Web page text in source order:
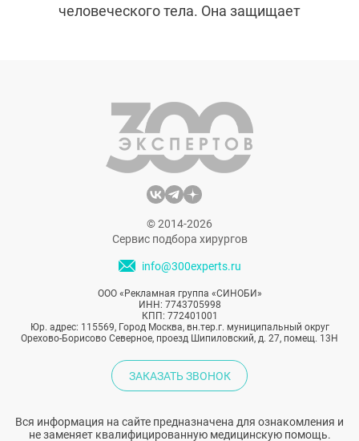
человеческого тела. Она защищает
© 2014-2026
Сервис подбора хирургов
info@300experts.ru
ООО «Рекламная группа «СИНОБИ»
ИНН: 7743705998
КПП: 772401001
Юр. адрес: 115569, Город Москва, вн.тер.г. муниципальный округ
Орехово-Борисово Северное, проезд Шипиловский, д. 27, помещ. 13Н
ЗАКАЗАТЬ ЗВОНОК
Вся информация на сайте предназначена для ознакомления и
не заменяет квалифицированную медицинскую помощь.